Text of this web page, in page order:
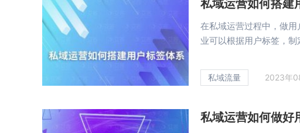
私域运营如何搭建
在私域运营过程中，做
业可以根据用户标签，制
私域流量 2023年
私域运营如何做好